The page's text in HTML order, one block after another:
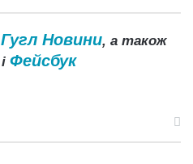
Гугл Новини, а також
і Фейсбук